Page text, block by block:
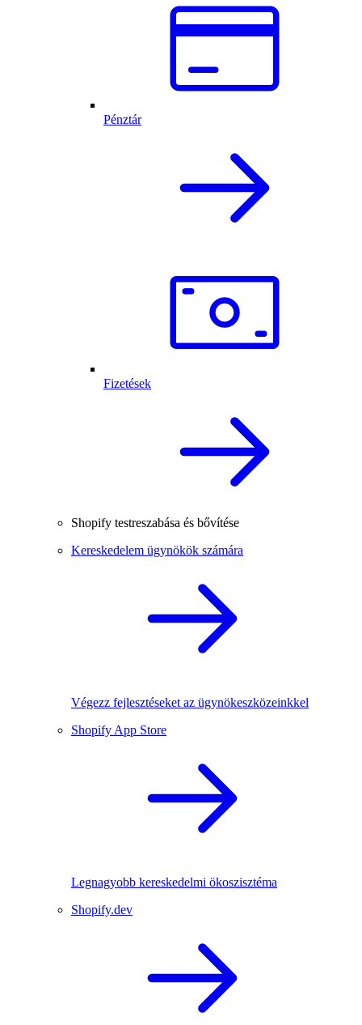
Pénztár
Fizetések
Shopify testreszabása és bővítése
Kereskedelem ügynökök számára
Végezz fejlesztéseket az ügynökeszközeinkkel
Shopify App Store
Legnagyobb kereskedelmi ökoszisztéma
Shopify.dev